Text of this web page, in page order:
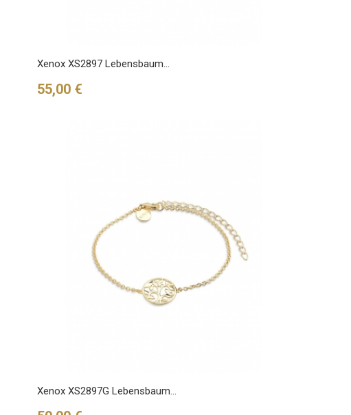
Xenox XS2897 Lebensbaum...
Preis
55,00 €
Xenox XS2897G Lebensbaum...